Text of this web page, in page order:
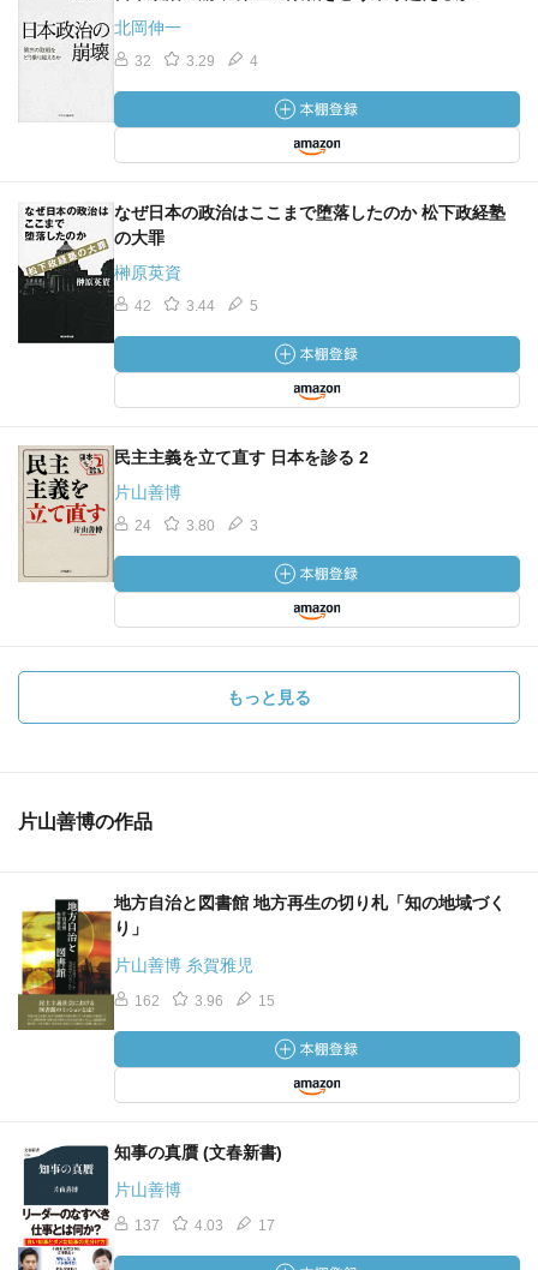
北岡伸一
32 3.29 4
なぜ日本の政治はここまで堕落したのか 松下政経塾
の大罪
榊原英資
42 3.44 5
民主主義を立て直す 日本を診る 2
片山善博
24 3.80 3
もっと見る
片山善博の作品
地方自治と図書館 地方再生の切り札「知の地域づく
り」
片山善博 糸賀雅児
162 3.96 15
知事の真贋 (文春新書)
片山善博
137 4.03 17